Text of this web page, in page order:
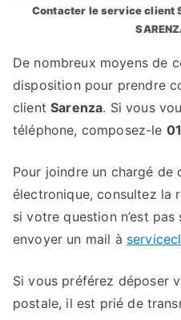
Contacter le service client
De nombreux moyens de
disposition pour prendre
clientSarenza. Si vous
téléphone, composez-le
Pour joindre un chargé de
électronique, consultez la
si votre question n’est
envoyer un mail à
Si vous préférez déposer
postale, il est prié de